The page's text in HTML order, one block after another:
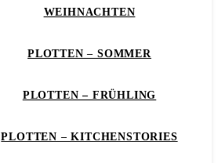
WEIHNACHTEN
PLOTTEN – SOMMER
PLOTTEN – FRÜHLING
PLOTTEN – KITCHENSTORIES